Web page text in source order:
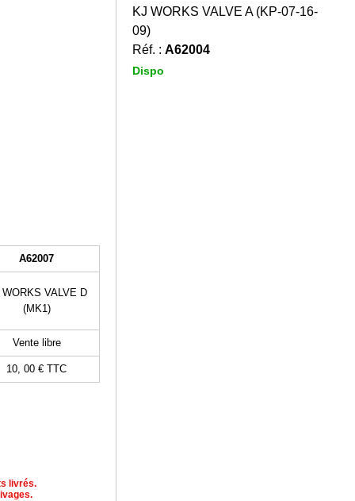
KJ WORKS VALVE A (KP-07-16-
09)
Réf. : A62004
Dispo
A62007
VALVE D
(MK1)
Vente libre
10, 00 €TTC
livrés.